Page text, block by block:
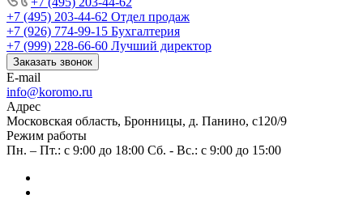
+7 (495) 203-44-62 Отдел продаж
+7 (926) 774-99-15 Бухгалтерия
+7 (999) 228-66-60 Лучший директор
Заказать звонок
E-mail
info@koromo.ru
Адрес
Московская область, Бронницы, д. Панино, с120/9
Режим работы
Пн. – Пт.: с 9:00 до 18:00 Сб. - Вс.: с 9:00 до 15:00